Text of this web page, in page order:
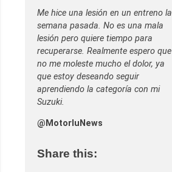
Me hice una lesión en un entreno la
semana pasada. No es una mala
lesión pero quiere tiempo para
recuperarse. Realmente espero que
no me moleste mucho el dolor, ya
que estoy deseando seguir
aprendiendo la categoría con mi
Suzuki.
@MotorluNews
Share this: